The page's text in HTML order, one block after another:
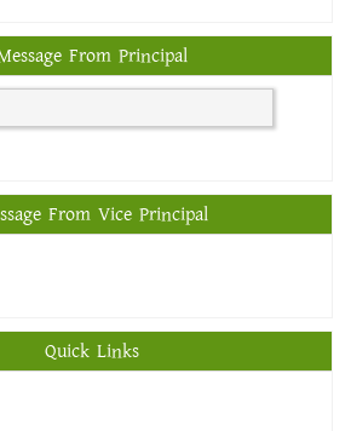
From Principal
From Vice Principal
Quick Links